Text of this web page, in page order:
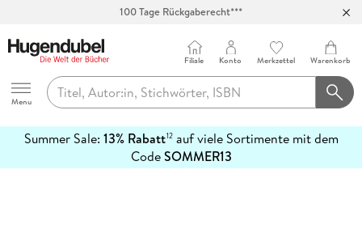
100 Tage Rückgaberecht***
Hugendubel
Menu
Filiale Konto Merkzettel Warenkorb
Summer Sale: 13% Rabatt12auf viele Sortimente mit dem
CodeSOMMER13
erfahren